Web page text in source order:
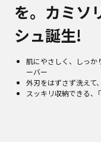
を。カミソ
シュ誕生!
肌にやさしく、しっか
ーバー
外刃をはずさず洗えて
スッキリ収納できる